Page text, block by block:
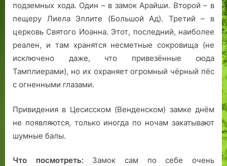
подземных хода. Один – в замок Арайши. Второй – в
пещеру Лиела Эллите (Большой Ад). Третий – в
церковь Святого Иоанна. Этот, последний, наиболее
реален, и там хранятся несметные сокровища (не
исключено даже, что привезённые сюда
Тамплиерами), но их охраняет огромный чёрный пёс
с огненными глазами.
Привидения в Цесисском (Венденском) замке днём
не появляются, только иногда по ночам закатывают
шумные балы.
Что посмотреть:Замок сам по себе очень